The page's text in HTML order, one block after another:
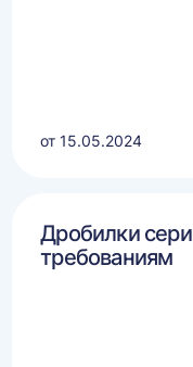
от 15.05.2024
Дробилки
требованиям